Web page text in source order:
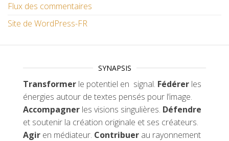
Flux des commentaires
Site de WordPress-FR
SYNAPSIS
Transformer le potentiel en signal. Fédérer les
énergies autour de textes pensés pour l’image.
Accompagner les visions singulières. Défendre
et soutenir la création originale et ses créateurs.
Agir en médiateur. Contribuer au rayonnement